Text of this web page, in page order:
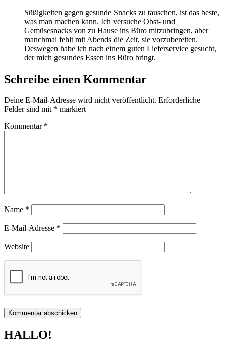
Süßigkeiten gegen gesunde Snacks zu tauschen, ist das beste,
was man machen kann. Ich versuche Obst- und
Gemüsesnacks von zu Hause ins Büro mitzubringen, aber
manchmal fehlt mit Abends die Zeit, sie vorzubereiten.
Deswegen habe ich nach einem guten Lieferservice gesucht,
der mich gesundes Essen ins Büro bringt.
Schreibe einen Kommentar
Deine E-Mail-Adresse wird nicht veröffentlicht. Erforderliche
Felder sind mit * markiert
Kommentar *
Name *
E-Mail-Adresse *
Website
HALLO!